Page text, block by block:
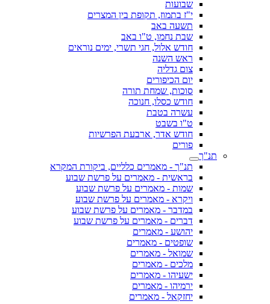
שבועות
י"ז בתמוז, תקופת בין המצרים
תשעה באב
שבת נחמו, ט"ו באב
חודש אלול, חגי תשרי, ימים נוראים
ראש השנה
צום גדליה
יום הכיפורים
סוכות, שמחת תורה
חודש כסלו, חנוכה
עשרה בטבת
ט"ו בשבט
חודש אדר, ארבעת הפרשיות
פורים
תנ"ך
תנ"ך - מאמרים כלליים, ביקורת המקרא
בראשית - מאמרים על פרשת שבוע
שמות - מאמרים על פרשת שבוע
ויקרא - מאמרים על פרשת שבוע
במדבר - מאמרים על פרשת שבוע
דברים - מאמרים על פרשת שבוע
יהושע - מאמרים
שופטים - מאמרים
שמואל - מאמרים
מלכים - מאמרים
ישעיהו - מאמרים
ירמיהו - מאמרים
יחזקאל - מאמרים